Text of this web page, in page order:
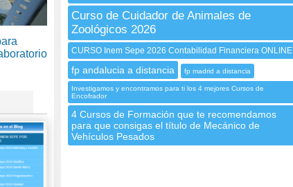
Curso de Cuidador de Animales de
Zoológicos 2026
CURSO Inem Sepe 2026 Contabilidad Financiera ONLINE
fp andalucia a distancia fp madrid a distancia
Investigamos y encontramos para ti los 4 mejores Cursos de
Encofrador
4 Cursos de Formación que te recomendamos
para que consigas el título de Mecánico de
Vehículos Pesados